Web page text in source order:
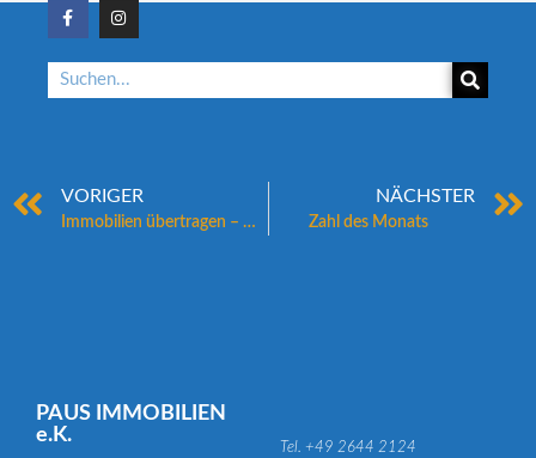
VORIGER
Immobilien übertragen – Das sollten Sie wissen
NÄCHSTER
Zahl des Monats
PAUS IMMOBILIEN
e.K.
Tel. +49 2644 2124